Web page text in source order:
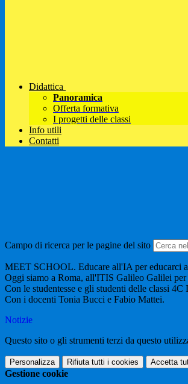
Didattica
Panoramica
Offerta formativa
I progetti delle classi
Info utili
Contatti
Campo di ricerca per le pagine del sito
MEET SCHOOL. Educare all'IA per educarci
Oggi ️siamo a Roma, all'ITIS Galileo Galilei
Con le studentesse e gli studenti delle classi
Con i docenti Tonia Bucci e Fabio Mattei.
Notizie
Questo sito o gli strumenti terzi da questo
Personalizza Rifiuta tutti i cookies Accetta
Gestione cookie